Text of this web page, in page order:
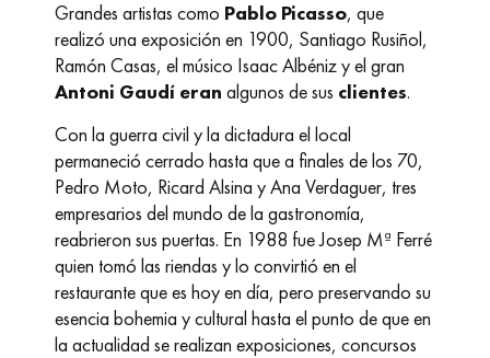
Grandes artistas como Pablo Picasso, que
realizó una exposición en 1900, Santiago Rusiñol,
Ramón Casas, el músico Isaac Albéniz y el gran
Antoni Gaudí eran algunos de sus clientes.
Con la guerra civil y la dictadura el local
permaneció cerrado hasta que a finales de los 70,
Pedro Moto, Ricard Alsina y Ana Verdaguer, tres
empresarios del mundo de la gastronomía,
reabrieron sus puertas. En 1988 fue Josep Mª Ferré
quien tomó las riendas y lo convirtió en el
restaurante que es hoy en día, pero preservando su
esencia bohemia y cultural hasta el punto de que en
la actualidad se realizan exposiciones, concursos